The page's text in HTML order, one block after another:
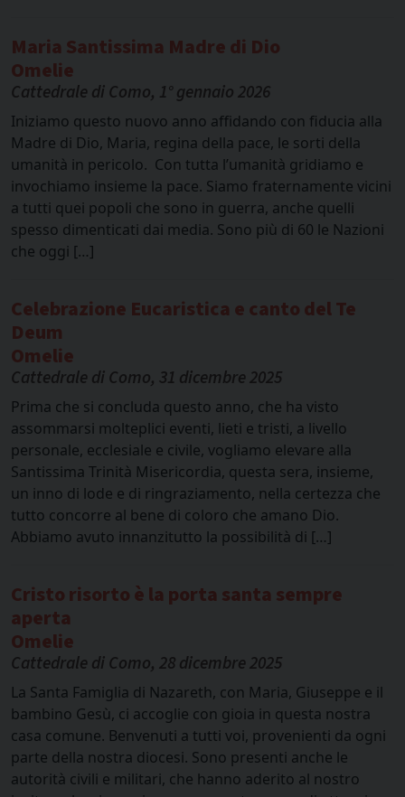
Maria Santissima Madre di Dio
Omelie
Cattedrale di Como, 1° gennaio 2026
Iniziamo questo nuovo anno affidando con fiducia alla
Madre di Dio, Maria, regina della pace, le sorti della
umanità in pericolo. Con tutta l’umanità gridiamo e
invochiamo insieme la pace. Siamo fraternamente vicini
a tutti quei popoli che sono in guerra, anche quelli
spesso dimenticati dai media. Sono più di 60 le Nazioni
che oggi […]
Celebrazione Eucaristica e canto del Te
Deum
Omelie
Cattedrale di Como, 31 dicembre 2025
Prima che si concluda questo anno, che ha visto
assommarsi molteplici eventi, lieti e tristi, a livello
personale, ecclesiale e civile, vogliamo elevare alla
Santissima Trinità Misericordia, questa sera, insieme,
un inno di lode e di ringraziamento, nella certezza che
tutto concorre al bene di coloro che amano Dio.
Abbiamo avuto innanzitutto la possibilità di […]
Cristo risorto è la porta santa sempre
aperta
Omelie
Cattedrale di Como, 28 dicembre 2025
La Santa Famiglia di Nazareth, con Maria, Giuseppe e il
bambino Gesù, ci accoglie con gioia in questa nostra
casa comune. Benvenuti a tutti voi, provenienti da ogni
parte della nostra diocesi. Sono presenti anche le
autorità civili e militari, che hanno aderito al nostro